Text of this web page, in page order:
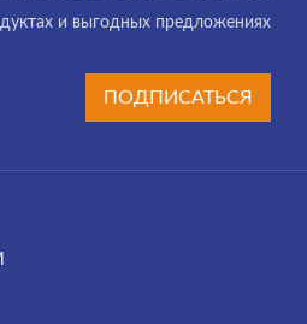
и выгодных предложениях
ПОДПИСАТЬСЯ